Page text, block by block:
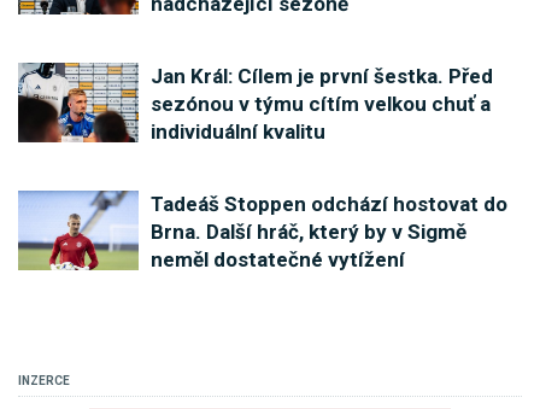
Jan Král: Cílem je první šestka. Před
sezónou v týmu cítím velkou chuť a
individuální kvalitu
Tadeáš Stoppen odchází hostovat do
Brna. Další hráč, který by v Sigmě
neměl dostatečné vytížení
INZERCE